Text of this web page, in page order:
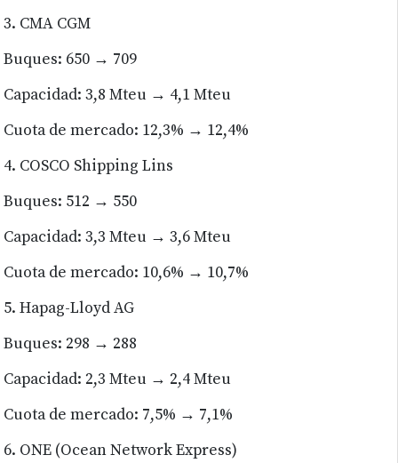
3. CMA CGM
Buques: 650 → 709
Capacidad: 3,8 Mteu → 4,1 Mteu
Cuota de mercado: 12,3% → 12,4%
4. COSCO Shipping Lins
Buques: 512 → 550
Capacidad: 3,3 Mteu → 3,6 Mteu
Cuota de mercado: 10,6% → 10,7%
5. Hapag-Lloyd AG
Buques: 298 → 288
Capacidad: 2,3 Mteu → 2,4 Mteu
Cuota de mercado: 7,5% → 7,1%
6. ONE (Ocean Network Express)